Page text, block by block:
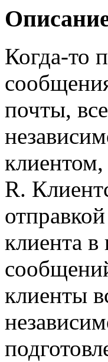
Когда-то
почты,
R.
клиента
клиенты